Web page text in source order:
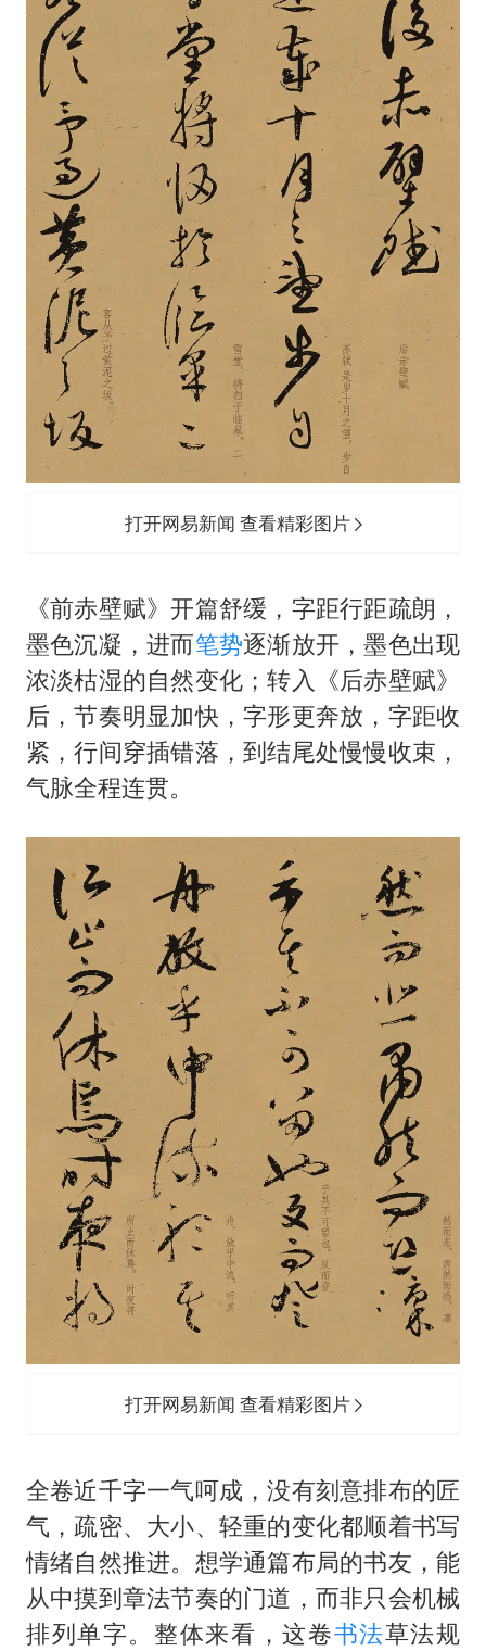
打开网易新闻 查看精彩图片
《前赤壁赋》开篇舒缓，字距行距疏朗，
墨色沉凝，进而笔势逐渐放开，墨色出现
浓淡枯湿的自然变化；转入《后赤壁赋》
后，节奏明显加快，字形更奔放，字距收
紧，行间穿插错落，到结尾处慢慢收束，
气脉全程连贯。
打开网易新闻 查看精彩图片
全卷近千字一气呵成，没有刻意排布的匠
气，疏密、大小、轻重的变化都顺着书写
情绪自然推进。想学通篇布局的书友，能
从中摸到章法节奏的门道，而非只会机械
排列单字。整体来看，这卷书法草法规